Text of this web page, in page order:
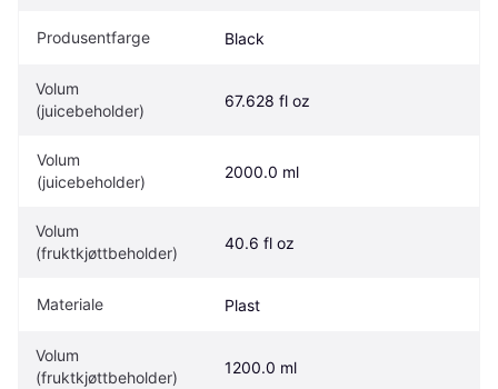
Produsentfarge Black
Volum
(juicebeholder)
67.628 fl oz
Volum
(juicebeholder)
2000.0 ml
Volum
(fruktkjøttbeholder)
40.6 fl oz
Materiale Plast
Volum
(fruktkjøttbeholder)
1200.0 ml